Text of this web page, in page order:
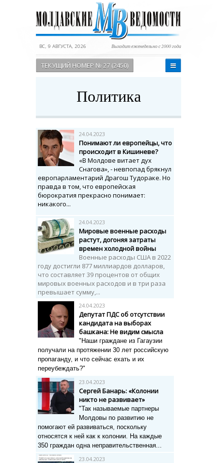
ВС, 9 АВГУСТА, 2026 Выходит еженедельно с 2000 года
ТЕКУЩИЙ НОМЕР № 27 (2450)
Политика
24.04.2023
Понимают ли европейцы, что
происходит в Кишиневе?
«В Молдове витает дух
Снагова», - невпопад брякнул
европарламентарий Драгош Тудораке. Но
правда в том, что европейская
бюрократия прекрасно понимает:
никакого...
24.04.2023
Мировые военные расходы
растут, догоняя затраты
времен холодной войны
Военные расходы США в 2022
году достигли 877 миллиардов долларов,
что составляет 39 процентов от общих
мировых военных расходов и в три раза
превышает сумму,...
24.04.2023
Депутат ПДС об отсутствии
кандидата на выборах
башкана: Не видим смысла
"Наши граждане из Гагаузии
получали на протяжении 30 лет российскую
пропаганду, и что сейчас ехать и их
переубеждать?"
23.04.2023
Сергей Банарь: «Колонии
никто не развивает»
"Так называемые партнеры
Молдовы по развитию не
помогают ей развиваться, поскольку
относятся к ней как к колонии. На каждые
350 граждан одна неправительственная...
23.04.2023